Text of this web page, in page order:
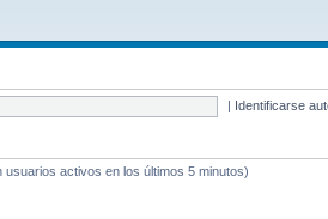
| Identificarse
activos en los últimos 5 minutos)